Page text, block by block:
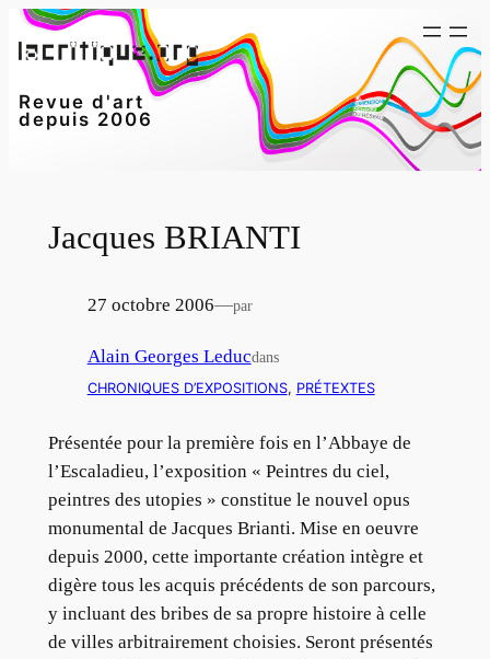
Aller
au
Revue d'art
depuis 2006
Jacques BRIANTI
27 octobre 2006—par
Alain Georges Leducdans
CHRONIQUES D’EXPOSITIONS, PRÉTEXTES
Présentée pour la première fois en l’Abbaye de
l’Escaladieu, l’exposition « Peintres du ciel,
peintres des utopies » constitue le nouvel opus
monumental de Jacques Brianti. Mise en oeuvre
depuis 2000, cette importante création intègre et
digère tous les acquis précédents de son parcours,
y incluant des bribes de sa propre histoire à celle
de villes arbitrairement choisies. Seront présentés